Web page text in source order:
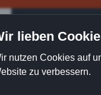
lieben
nutzen Cookies auf
zu verbessern.